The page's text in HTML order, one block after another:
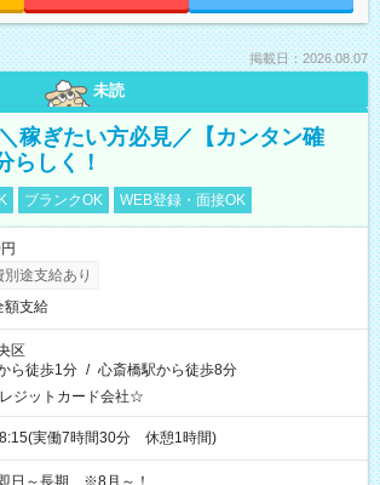
掲載日：2026.08.07
未読
稼ぎたい方必見／【カンタン確
らしく！
ブランクOK WEB登録・面接OK
別途支給あり
額支給
区
ら徒歩1分 / 心斎橋駅から徒歩8分
ジットカード会社☆
実働7時間30分 休憩1時間)
即日～長期 ※8月～！